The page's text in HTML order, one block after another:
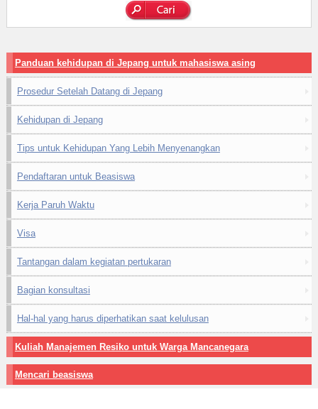
Panduan kehidupan di Jepang untuk mahasiswa asing
Prosedur Setelah Datang di Jepang
Kehidupan di Jepang
Tips untuk Kehidupan Yang Lebih Menyenangkan
Pendaftaran untuk Beasiswa
Kerja Paruh Waktu
Visa
Tantangan dalam kegiatan pertukaran
Bagian konsultasi
Hal-hal yang harus diperhatikan saat kelulusan
Kuliah Manajemen Resiko untuk Warga Mancanegara
Mencari beasiswa